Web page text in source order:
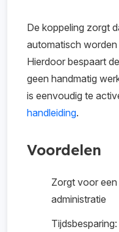
De koppeling zorgt
automatisch
Hierdoor bespaart
geen handmatig
is eenvoudig te
handleiding.
Voordelen
Zorgt voor
administratie